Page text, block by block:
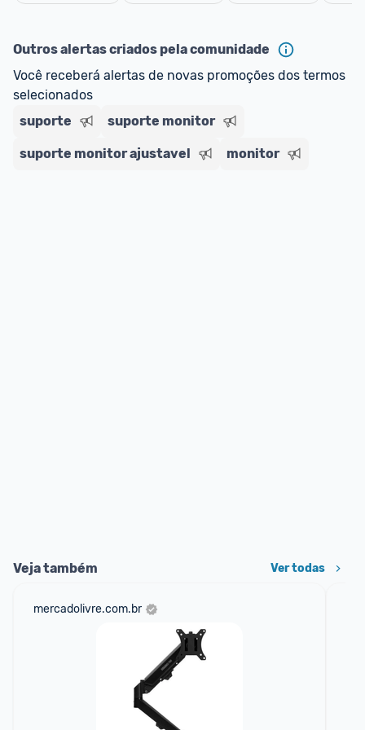
E lembre-se: você sempre pode contar ajuda da
comunidade para tirar dúvidas ou acionar os
nossos Admins marcando
comentário ou através do Fale com o Promobit.
Outros alertas criados pela comunidade
Você receberá alertas de novas promoções dos termos
selecionados
suporte
suporte monitor
suporte monitor ajustavel monitor
Veja também Ver todas
mercadolivre.com.br